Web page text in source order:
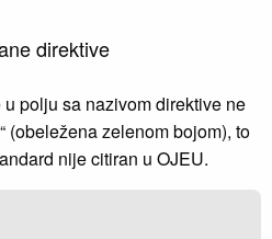
direktive
polju sa nazivom direktive ne
(obeležena zelenom bojom), to
nije citiran u OJEU.